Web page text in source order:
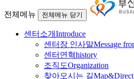
전체메뉴 전체메뉴 닫기
센터소개Introduce
센터장 인사말Message
센터연혁history
조직도Organization
찾아오시는 길